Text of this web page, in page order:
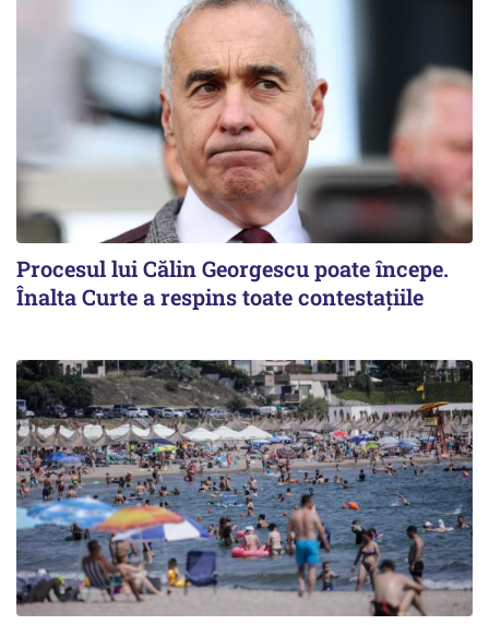
Procesul lui Călin Georgescu poate începe.
Înalta Curte a respins toate contestațiile